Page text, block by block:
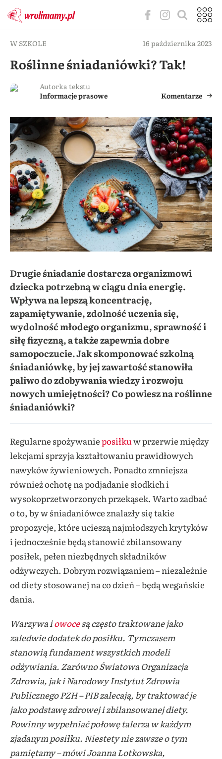
W SZKOLE 16 października 2023
Roślinne śniadaniówki? Tak!
Autorka tekstu
Informacje prasowe
Komentarze
Drugie śniadanie dostarcza organizmowi
dziecka potrzebną w ciągu dnia energię.
Wpływa na lepszą koncentrację,
zapamiętywanie, zdolność uczenia się,
wydolność młodego organizmu, sprawność i
siłę fizyczną, a także zapewnia dobre
samopoczucie. Jak skomponować szkolną
śniadaniówkę, by jej zawartość stanowiła
paliwo do zdobywania wiedzy i rozwoju
nowych umiejętności? Co powiesz na roślinne
śniadaniówki?
Regularne spożywanieposiłku w przerwie między
lekcjami sprzyja kształtowaniu prawidłowych
nawyków żywieniowych. Ponadto zmniejsza
również ochotę na podjadanie słodkich i
wysokoprzetworzonych przekąsek. Warto zadbać
o to, by w śniadaniówce znalazły się takie
propozycje, które ucieszą najmłodszych krytyków
i jednocześnie będą stanowić zbilansowany
posiłek, pełen niezbędnych składników
odżywczych. Dobrym rozwiązaniem – niezależnie
od diety stosowanej na co dzień – będą wegańskie
dania.
Warzywa iowocesą często traktowane jako
zaledwie dodatek do posiłku. Tymczasem
stanowią fundament wszystkich modeli
odżywiania. Zarówno Światowa Organizacja
Zdrowia, jak i Narodowy Instytut Zdrowia
Publicznego PZH – PIB zalecają, by traktować je
jako podstawę zdrowej i zbilansowanej diety.
Powinny wypełniać połowę talerza w każdym
zjadanym posiłku. Niestety nie zawsze o tym
pamiętamy – mówi Joanna Lotkowska,